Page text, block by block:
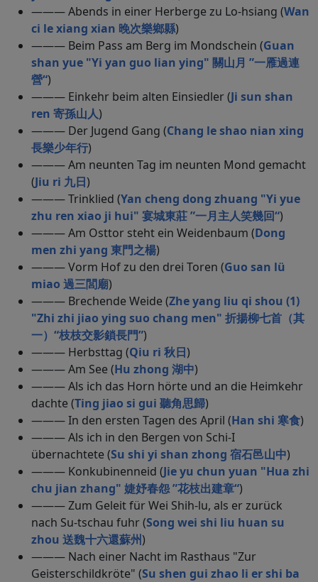
——— Abends in einer Herberge zu Lo-hsiang (Wan
ci le xiang xian 晚次樂鄉縣)
——— Beim Pass am Berg im Mondschein (Guan
shan yue "Yi yan guo lian ying" 關山月 ”一雁過連
營“)
——— Einkehr beim alten Einsiedler (Ji sun shan
ren 寄孫山人)
——— Der Jugend Gang (Chang le shao nian xing
長樂少年行)
——— Am neunten Tag im neunten Mond gemacht
(Jiu ri 九日)
——— Trinklied (Yan cheng dong zhuang "Yi yue
zhu ren xiao ji hui" 宴城東莊 ”一月主人笑幾回“)
——— Am Osttor steht ein Weidenbaum (Dong
men zhi yang 東門之楊)
——— Vorm Hof zu den drei Toren (Guo san lü
miao 過三閭廟)
——— Brechende Weide (Zhe yang liu qi shou (1)
"Zhi zhi jiao ying suo chang men" 折揚柳七首（其
一）“枝枝交影鎖長門”)
——— Herbsttag (Qiu ri 秋日)
——— Am See (Hu zhong 湖中)
——— Als ich das Horn hörte und an die Heimkehr
dachte (Ting jiao si gui 聽角思歸)
——— In den ersten Tagen des April (Han shi 寒食)
——— Als ich in den Bergen von Schi-I
übernachtete (Su shi yi shan zhong 宿石邑山中)
——— Konkubinenneid (Jie yu chun yuan "Hua zhi
chu jian zhang" 婕妤春怨 ”花枝出建章“)
——— Zum Geleit für Wei Shih-lu, als er zurück
nach Su-tschau fuhr (Song wei shi liu huan su
zhou 送魏十六還蘇州)
——— Nach einer Nacht im Rasthaus "Zur
Geisterschildkröte" (Su shen gui zhao li er shi ba